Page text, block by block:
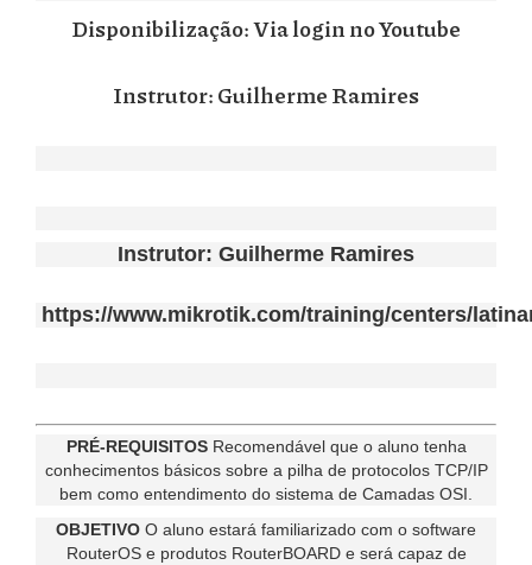
Disponibilização: Via login no Youtube
Instrutor:Guilherme Ramires
Instrutor: Guilherme Ramires
https://www.mikrotik.com/training/centers/
PRÉ-REQUISITOSRecomendável que o aluno tenha
conhecimentos básicos sobre a pilha de protocolos TCP/IP
bem como entendimento do sistema de Camadas OSI.
OBJETIVO O aluno estará familiarizado com o software
RouterOS e produtos RouterBOARD e será capaz de